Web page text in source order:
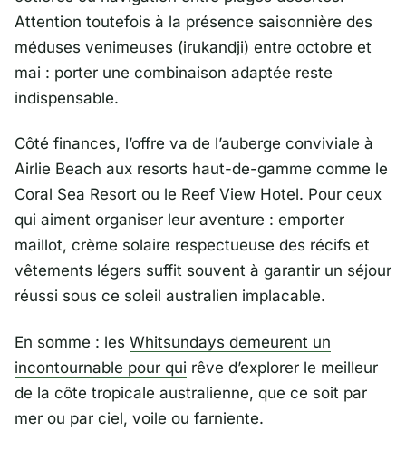
Attention toutefois à la présence saisonnière des
méduses venimeuses (irukandji) entre octobre et
mai : porter une combinaison adaptée reste
indispensable.
Côté finances, l’offre va de l’auberge conviviale à
Airlie Beach aux resorts haut-de-gamme comme le
Coral Sea Resort ou le Reef View Hotel. Pour ceux
qui aiment organiser leur aventure : emporter
maillot, crème solaire respectueuse des récifs et
vêtements légers suffit souvent à garantir un séjour
réussi sous ce soleil australien implacable.
En somme : les Whitsundays demeurent un
incontournable pour qui rêve d’explorer le meilleur
de la côte tropicale australienne, que ce soit par
mer ou par ciel, voile ou farniente.